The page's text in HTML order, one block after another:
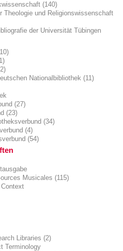
(140)
Theologie und Religionswissenschaft
der Universität Tübingen
Nationalbibliothek (11)
(27)
(23)
(34)
(4)
(54)
Musicales (115)
Libraries (2)
Terminology